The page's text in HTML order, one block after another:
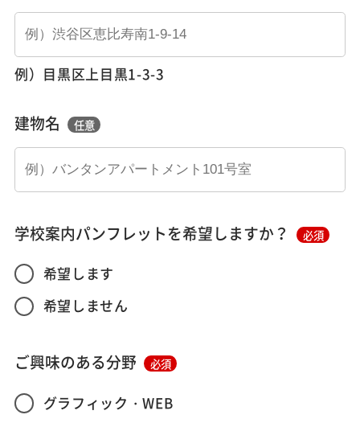
例）目黒区上目黒1-3-3
建物名 任意
学校案内パンフレットを希望しますか？ 必須
希望します
希望しません
ご興味のある分野 必須
グラフィック・WEB